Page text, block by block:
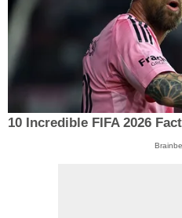
10 Incredible FIFA 2026